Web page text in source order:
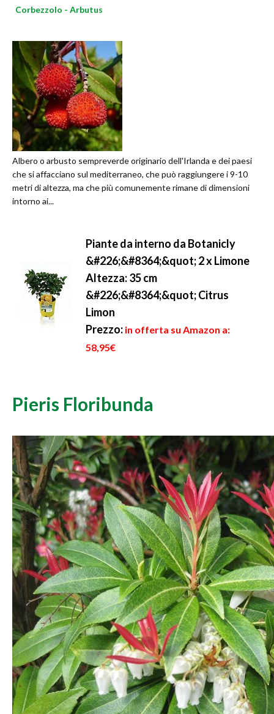
Corbezzolo - Arbutus
Albero o arbusto sempreverde originario dell'Irlanda e dei paesi
che si affacciano sul mediterraneo, che può raggiungere i 9-10
metri di altezza, ma che più comunemente rimane di dimensioni
intorno ai...
Piante da interno da Botanicly
&#226;&#8364;&quot; 2 x Limone
Altezza: 35 cm
&#226;&#8364;&quot; Citrus
Limon
Prezzo: in offerta su Amazon a:
58,95€
Pieris Floribunda